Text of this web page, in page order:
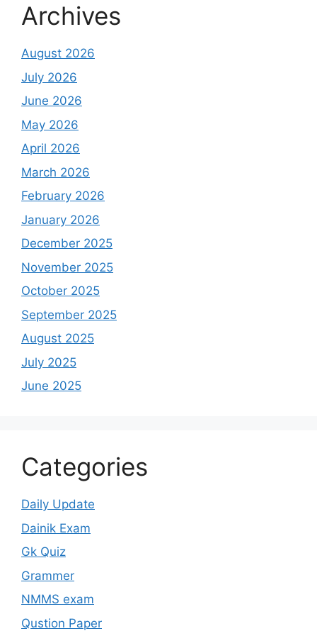
Archives
August 2026
July 2026
June 2026
May 2026
April 2026
March 2026
February 2026
January 2026
December 2025
November 2025
October 2025
September 2025
August 2025
July 2025
June 2025
Categories
Daily Update
Dainik Exam
Gk Quiz
Grammer
NMMS exam
Qustion Paper